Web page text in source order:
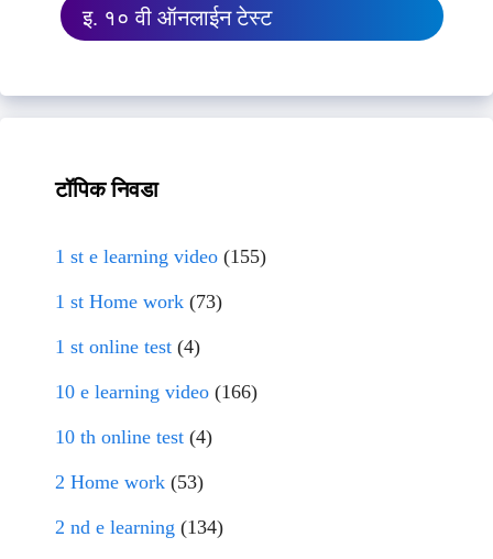
इ. १० वी ऑनलाईन टेस्ट
टॉपिक निवडा
1 st e learning video (155)
1 st Home work (73)
1 st online test (4)
10 e learning video (166)
10 th online test (4)
2 Home work (53)
2 nd e learning (134)